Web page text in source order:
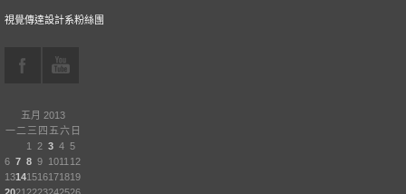
視覺傳達設計系粉絲團
五月 2013
一 二 三 四 五六 日
1
2 3 4 5
6 7 8 9 1011 12
13141516171819